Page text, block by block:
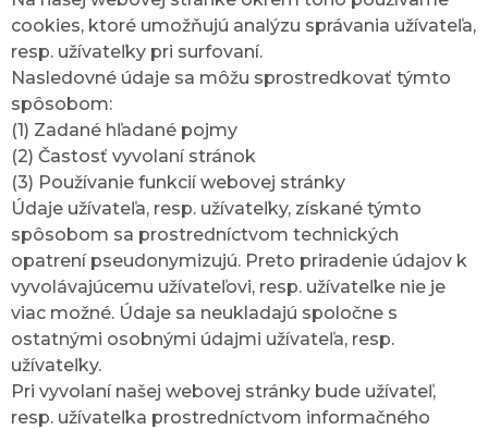
cookies, ktoré umožňujú analýzu správania užívateľa,
resp. užívateľky pri surfovaní.
Nasledovné údaje sa môžu sprostredkovať týmto
spôsobom:
(1) Zadané hľadané pojmy
(2) Častosť vyvolaní stránok
(3) Používanie funkcií webovej stránky
Údaje užívateľa, resp. užívateľky, získané týmto
spôsobom sa prostredníctvom technických
opatrení pseudonymizujú. Preto priradenie údajov k
vyvolávajúcemu užívateľovi, resp. užívateľke nie je
viac možné. Údaje sa neukladajú spoločne s
ostatnými osobnými údajmi užívateľa, resp.
užívateľky.
Pri vyvolaní našej webovej stránky bude užívateľ,
resp. užívateľka prostredníctvom informačného